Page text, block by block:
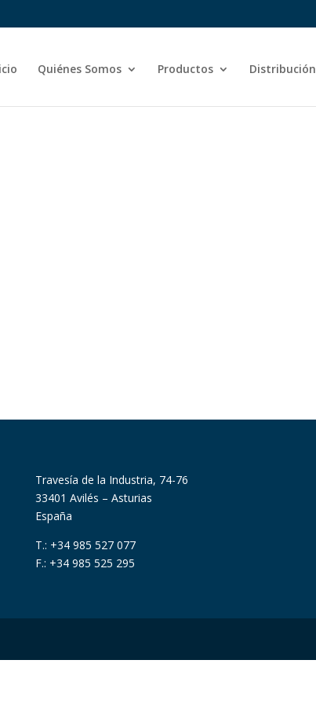
Quiénes Somos Productos Distribución
Travesía de la Industria, 74-76
33401 Avilés – Asturias
España
T.: +34 985 527 077
F.: +34 985 525 295